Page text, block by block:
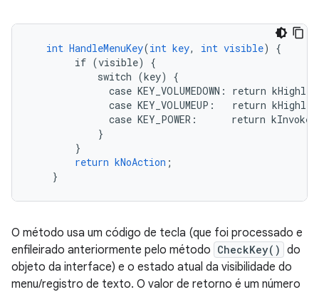
int HandleMenuKey(int key, int visible)
{
if (visible)
{
switch (key)
{
case KEY_VOLUMEDOWN : return
case KEY_VOLUMEUP : return
case KEY_POWER : return
}
}
return kNoAction ;
}
O método usa um código de tecla (que foi processado e
enfileirado anteriormente pelo método CheckKey() do
objeto da interface) e o estado atual da visibilidade do
menu/registro de texto. O valor de retorno é um número